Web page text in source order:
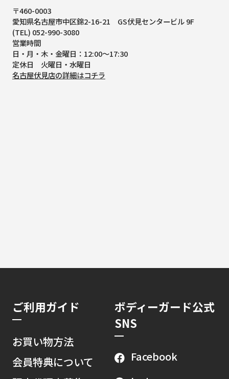
〒460-0003
愛知県名古屋市中区錦2-16-21 GS伏見センタービル 9F
(TEL) 052-990-3080
営業時間
日・月・木・金曜日：12:00～17:30
定休日 火曜日・水曜日
名古屋伏見店の詳細はコチラ
ご利用ガイド
お買い物方法
会員特典について
ボディーガード公式
SNS
Facebook